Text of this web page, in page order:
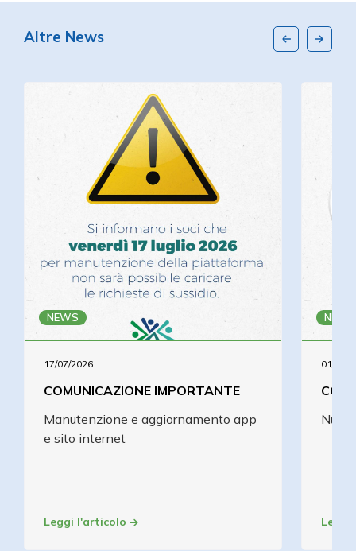
Altre News
NEWS
17/07/2026
COMUNICAZIONE IMPORTANTE
Manutenzione e aggiornamento app
e sito internet
Leggi l'articolo
NEWS
01/01/